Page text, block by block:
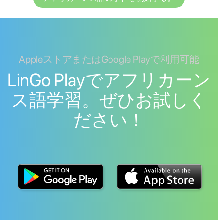
AppleストアまたはGoogle Playで利用可能
LinGo Playでアフリカーン
ス語学習。ぜひお試しく
ださい！